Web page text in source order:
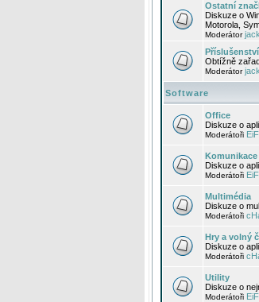
Ostatní
Diskuze o
Motorola,
Moderátor
Příslušenství
Obtížně
Moderátor
Software
Office
Diskuze o
Moderátoři
Komunikace
Diskuze o
Moderátoři
Multimédia
Diskuze o
Moderátoři
Hry a volný
Diskuze o
Moderátoři
Utility
Diskuze o
Moderátoři